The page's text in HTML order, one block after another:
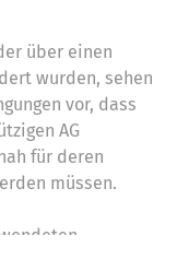
über einen
wurden, sehen
vor, dass
AG
für deren
müssen.